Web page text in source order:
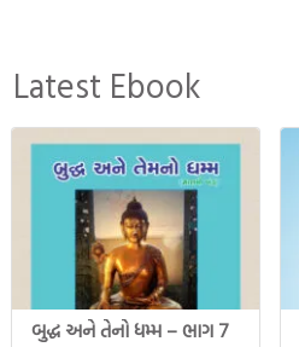
Latest Ebook
બુદ્ધ અને તેનો ધમ્મ – ભાગ 7